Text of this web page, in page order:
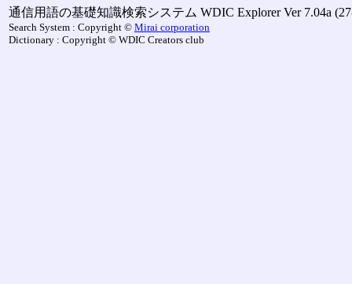
通信用語の基礎知識検索システム WDIC Explorer Ver 7.04a
Search System : Copyright © Mirai corporation
Dictionary : Copyright © WDIC Creators club